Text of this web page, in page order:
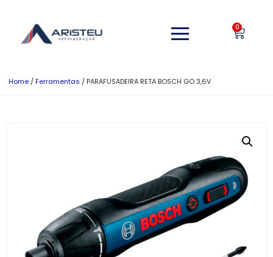
0
Home /Ferramentas / PARAFUSADEIRA RETA BOSCH GO 3,6V